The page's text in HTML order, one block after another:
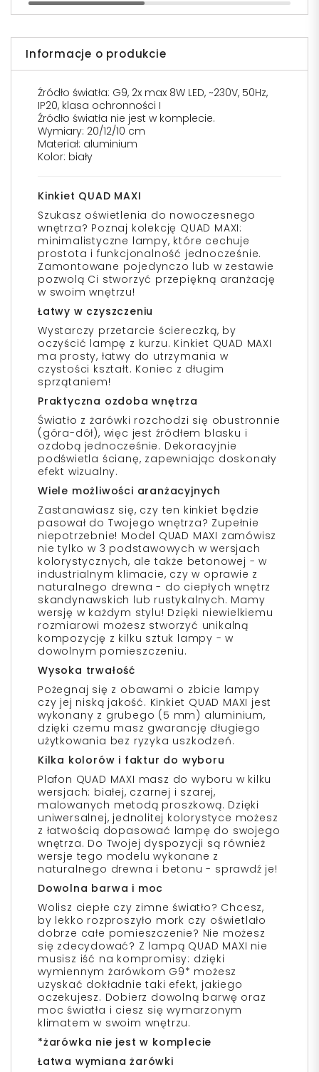
Informacje o produkcie
Źródło światła: G9, 2x max 8W LED, ~230V, 50Hz,
IP20, klasa ochronności I
Źródło światła nie jest w komplecie.
Wymiary: 20/12/10 cm
Materiał: aluminium
Kolor: biały
Kinkiet QUAD MAXI
Szukasz oświetlenia do nowoczesnego
wnętrza? Poznaj kolekcję QUAD MAXI:
minimalistyczne lampy, które cechuje
prostota i funkcjonalność jednocześnie.
Zamontowane pojedynczo lub w zestawie
pozwolą Ci stworzyć przepiękną aranżację
w swoim wnętrzu!
Łatwy w czyszczeniu
Wystarczy przetarcie ściereczką, by
oczyścić lampę z kurzu. Kinkiet QUAD MAXI
ma prosty, łatwy do utrzymania w
czystości kształt. Koniec z długim
sprzątaniem!
Praktyczna ozdoba wnętrza
Światło z żarówki rozchodzi się obustronnie
(góra-dół), więc jest źródłem blasku i
ozdobą jednocześnie. Dekoracyjnie
podświetla ścianę, zapewniając doskonały
efekt wizualny.
Wiele możliwości aranżacyjnych
Zastanawiasz się, czy ten kinkiet będzie
pasował do Twojego wnętrza? Zupełnie
niepotrzebnie! Model QUAD MAXI zamówisz
nie tylko w 3 podstawowych w wersjach
kolorystycznych, ale także betonowej - w
industrialnym klimacie, czy w oprawie z
naturalnego drewna - do ciepłych wnętrz
skandynawskich lub rustykalnych. Mamy
wersję w każdym stylu! Dzięki niewielkiemu
rozmiarowi możesz stworzyć unikalną
kompozycję z kilku sztuk lampy - w
dowolnym pomieszczeniu.
Wysoka trwałość
Pożegnaj się z obawami o zbicie lampy
czy jej niską jakość. Kinkiet QUAD MAXI jest
wykonany z grubego (5 mm) aluminium,
dzięki czemu masz gwarancję długiego
użytkowania bez ryzyka uszkodzeń.
Kilka kolorów i faktur do wyboru
Plafon QUAD MAXI masz do wyboru w kilku
wersjach: białej, czarnej i szarej,
malowanych metodą proszkową. Dzięki
uniwersalnej, jednolitej kolorystyce możesz
z łatwością dopasować lampę do swojego
wnętrza. Do Twojej dyspozycji są również
wersje tego modelu wykonane z
naturalnego drewna i betonu - sprawdź je!
Dowolna barwa i moc
Wolisz ciepłe czy zimne światło? Chcesz,
by lekko rozproszyło mork czy oświetlało
dobrze całe pomieszczenie? Nie możesz
się zdecydować? Z lampą QUAD MAXI nie
musisz iść na kompromisy: dzięki
wymiennym żarówkom G9* możesz
uzyskać dokładnie taki efekt, jakiego
oczekujesz. Dobierz dowolną barwę oraz
moc światła i ciesz się wymarzonym
klimatem w swoim wnętrzu.
*żarówka nie jest w komplecie
Łatwa wymiana żarówki